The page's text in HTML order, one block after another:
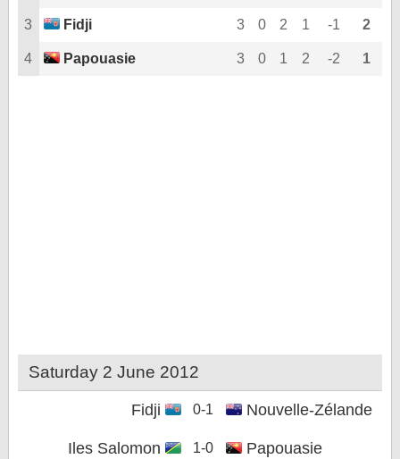
LE RÈGLEMENT
QUALIFICATIONS
3 Fidji 3 0 2 1 -1 2
4 Papouasie 3 0 1 2 -2 1
Saturday 2 June 2012
Fidji 0-1 Nouvelle-Zélande
Iles Salomon 1-0 Papouasie